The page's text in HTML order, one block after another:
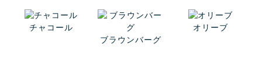
チャコール
ブラウンバーグ
オリーブ